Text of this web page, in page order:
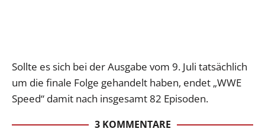
Sollte es sich bei der Ausgabe vom 9. Juli tatsächlich
um die finale Folge gehandelt haben, endet „WWE
Speed“ damit nach insgesamt 82 Episoden.
3 KOMMENTARE